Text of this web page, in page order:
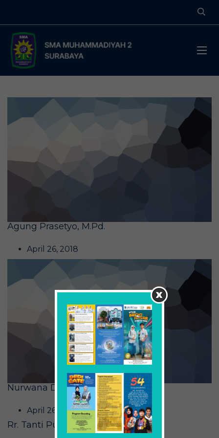
Agung Prasetyo, M.Pd.
April 26, 2018
Nurwana Dewi, S.Pd.
April 26, 2018
Rr. Tanti Puspitorini, S.S.